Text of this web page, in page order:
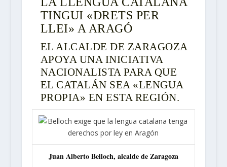
TINGUI «DRETS PER
LLEI» A ARAGÓ
EL ALCALDE DE ZARAGOZA
APOYA UNA INICIATIVA
NACIONALISTA PARA QUE
EL CATALÁN SEA «LENGUA
PROPIA» EN ESTA REGIÓN.
Juan Alberto Belloch, alcalde de Zaragoza